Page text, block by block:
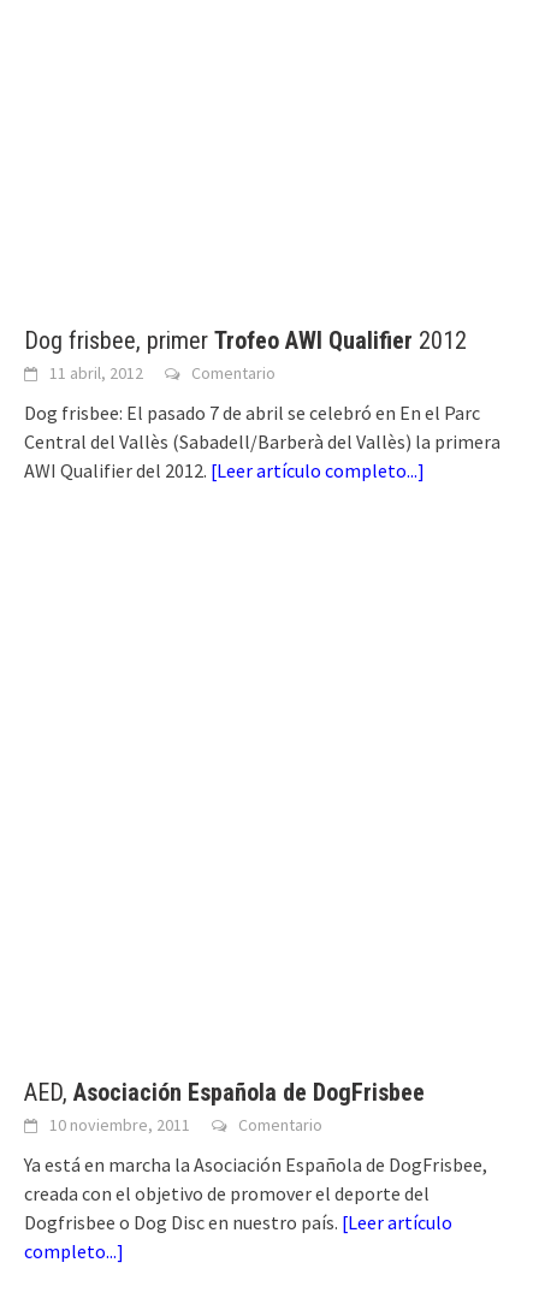
Dog frisbee, primer Trofeo AWI Qualifier 2012
11 abril, 2012 Comentario
Dog frisbee: El pasado 7 de abril se celebró en En el Parc
Central del Vallès (Sabadell/Barberà del Vallès) la primera
AWI Qualifier del 2012. [Leer artículo completo...]
AED, Asociación Española de DogFrisbee
10 noviembre, 2011 Comentario
Ya está en marcha la Asociación Española de DogFrisbee,
creada con el objetivo de promover el deporte del
Dogfrisbee o Dog Disc en nuestro país. [Leer artículo
completo...]